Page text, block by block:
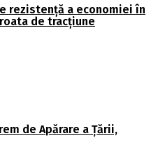
rezistenţă a economiei în
de tracţiune
de Apărare a Ţării,